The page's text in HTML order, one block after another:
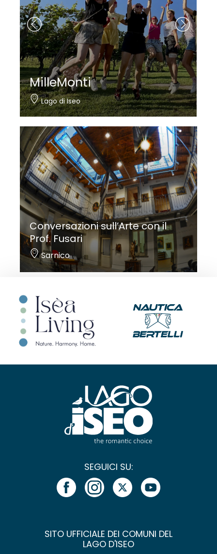
MilleMonti
Lago di Iseo
Conversazioni sull’Arte con il
Prof. Fusari
Sarnico
SEGUICI SU:
SITO UFFICIALE DEI COMUNI DEL
LAGO D'ISEO